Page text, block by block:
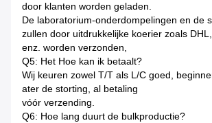
door klanten worden geladen.
De laboratorium-onderdompelingen en de
zullen door uitdrukkelijke koerier zoals
enz. worden verzonden,
Q5: Het Hoe kan ik betaalt?
Wij keuren zowel T/T als L/C goed,
ater de storting, al betaling
vóór verzending.
Q6: Hoe lang duurt de bulkproductie?